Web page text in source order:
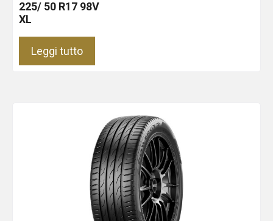
225/ 50 R17 98V
XL
Leggi tutto